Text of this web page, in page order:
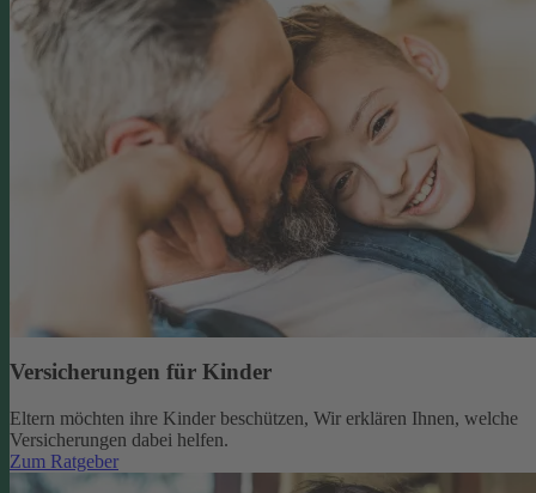
Versicherungen für Kinder
Eltern möchten ihre Kinder beschützen, Wir erklären Ihnen, welche
Versicherungen dabei helfen.
Zum Ratgeber